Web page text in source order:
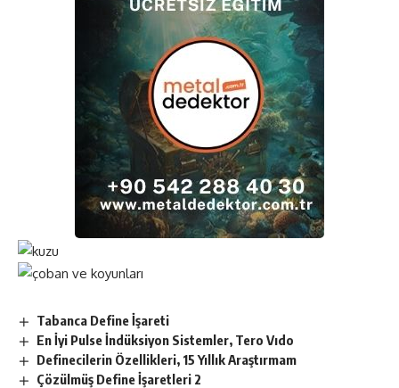
Tabanca Define İşareti
En İyi Pulse İndüksiyon Sistemler, Tero Vıdo
Definecilerin Özellikleri, 15 Yıllık Araştırmam
Çözülmüş Define İşaretleri 2